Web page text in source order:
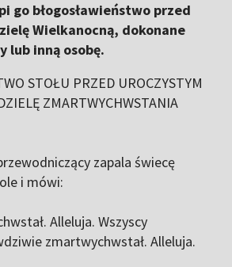
go błogosławieństwo przed
Wielkanocną, dokonane
lub inną osobę.
STOŁU PRZED UROCZYSTYM
ZMARTWYCHWSTANIA
zapala świecę
i mówi:
Alleluja. Wszyscy
zmartwychwstał. Alleluja.